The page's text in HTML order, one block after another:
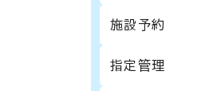
施設予約
指定管理